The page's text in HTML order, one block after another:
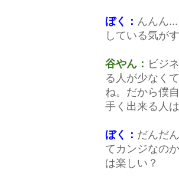
ぼく： んんん
している気が
谷やん： ビジ
る人が少なく
ね。だから僕
手く出来る人
ぼく： だんだ
てカンジなの
は楽しい？